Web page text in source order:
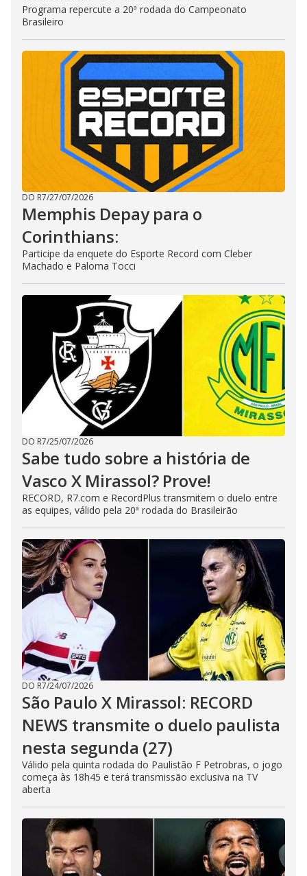
Programa repercute a 20ª rodada do Campeonato
Brasileiro
DO R7/27/07/2026
Memphis Depay para o
Corinthians:
Participe da enquete do Esporte Record com Cleber
Machado e Paloma Tocci
DO R7/25/07/2026
Sabe tudo sobre a história de
Vasco X Mirassol? Prove!
RECORD, R7.com e RecordPlus transmitem o duelo entre
as equipes, válido pela 20ª rodada do Brasileirão
DO R7/24/07/2026
São Paulo X Mirassol: RECORD
NEWS transmite o duelo paulista
nesta segunda (27)
Válido pela quinta rodada do Paulistão F Petrobras, o jogo
começa às 18h45 e terá transmissão exclusiva na TV
aberta